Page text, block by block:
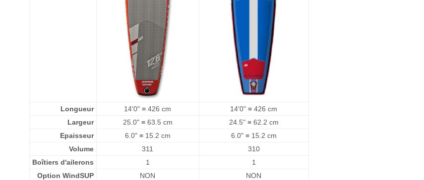
Longueur 14'0" ≡ 426 cm
14'0" ≡ 426 cm
Largeur
25.0" ≡ 63.5 cm
24.5" ≡ 62.2 cm
Epaisseur
6.0" ≡ 15.2 cm
6.0" ≡ 15.2 cm
Volume
311
310
Boîtiers d'ailerons
1
1
Option WindSUP
NON
NON